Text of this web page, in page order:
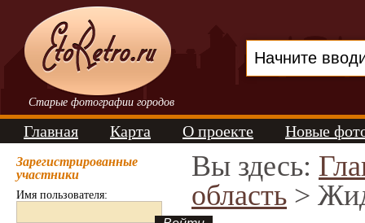
Старые фотографии городов
Главная Карта О проекте Новые
Зарегистрированные
участники
Имя пользователя:
Вы здесь:
область >